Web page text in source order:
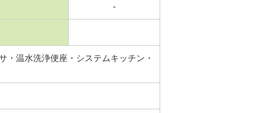
-
・温水洗浄便座・システムキッチン・